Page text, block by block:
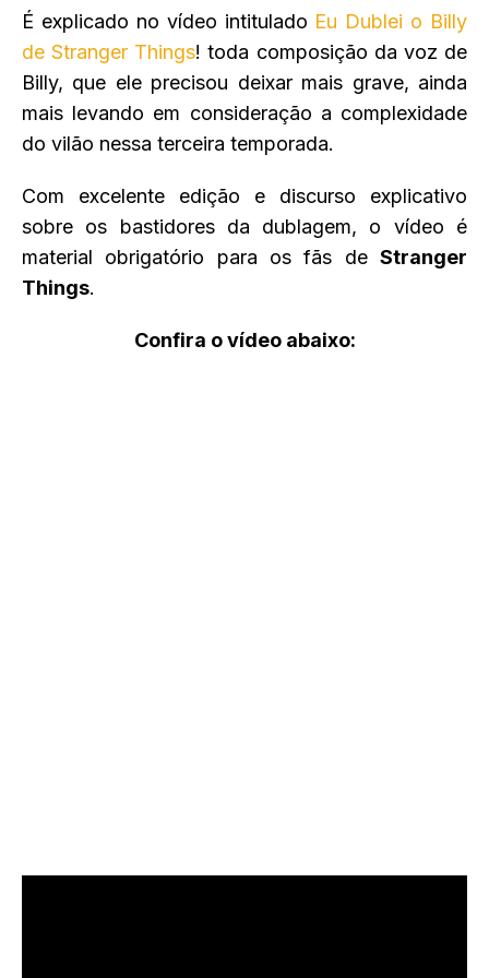
É explicado no vídeo intitulado Eu Dublei o Billy
de Stranger Things! toda composição da voz de
Billy, que ele precisou deixar mais grave, ainda
mais levando em consideração a complexidade
do vilão nessa terceira temporada.
Com excelente edição e discurso explicativo
sobre os bastidores da dublagem, o vídeo é
material obrigatório para os fãs de Stranger
Things.
Confira o vídeo abaixo: